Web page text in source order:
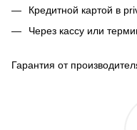
Кредитной картой в
Через кассу или
Гарантия от